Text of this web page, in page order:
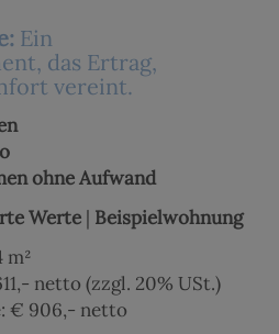
Ein
das Ertrag,
vereint.
ohne Aufwand
Werte | Beispielwohnung
m²
netto (zzgl. 20% USt.)
€ 906,- netto